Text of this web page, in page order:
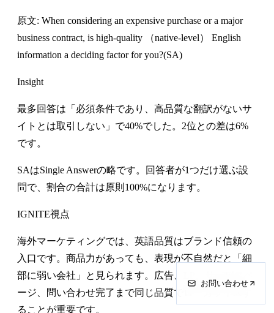
原文: When considering an expensive purchase or a major
business contract, is high-quality （native-level） English
information a deciding factor for you?(SA)
Insight
最多回答は「必須条件であり、高品質な翻訳がないサ
イトとは取引しない」で40%でした。2位との差は6%
です。
SAはSingle Answerの略です。回答者が1つだけ選ぶ設
問で、割合の合計は原則100%になります。
IGNITE視点
海外マーケティングでは、英語品質はブランド信頼の
入口です。商品力があっても、表現が不自然だと「細
部に弱い会社」と見られます。広告、LP、サービスペ
ージ、問い合わせ完了まで同じ品質でローカライズす
ることが重要です。
お問い合わせ